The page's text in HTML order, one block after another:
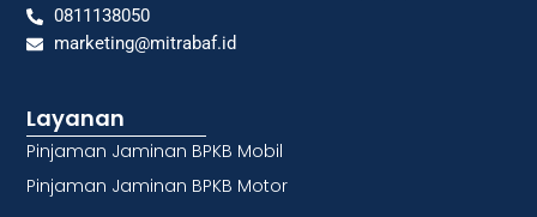
0811138050
marketing@mitrabaf.id
Layanan
Pinjaman Jaminan BPKB Mobil
Pinjaman Jaminan BPKB Motor